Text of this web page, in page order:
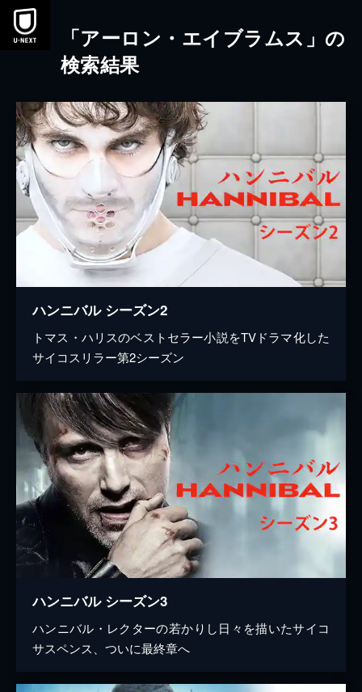
本文へスキップ
「アーロン・エイブラムス」の
検索結果
ハンニバル シーズン2
トマス・ハリスのベストセラー小説をTVドラマ化した
サイコスリラー第2シーズン
ハンニバル シーズン3
ハンニバル・レクターの若かりし日々を描いたサイコ
サスペンス、ついに最終章へ